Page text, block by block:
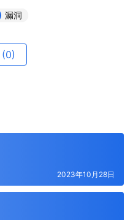
漏洞
(0)
2023年10月28日